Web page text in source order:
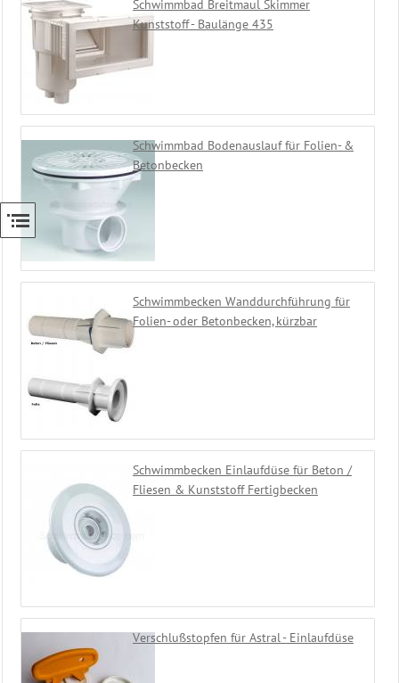
Schwimmbad Breitmaul Skimmer
Kunststoff - Baulänge 435
Schwimmbad Bodenauslauf für Folien- &
Betonbecken
Schwimmbecken Wanddurchführung für
Folien- oder Betonbecken, kürzbar
Schwimmbecken Einlaufdüse für Beton /
Fliesen & Kunststoff Fertigbecken
Verschlußstopfen für Astral - Einlaufdüse